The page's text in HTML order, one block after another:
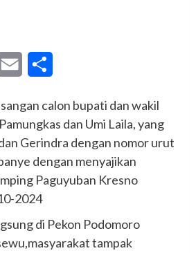
Email
calon bupati dan wakil
dan Umi Laila, yang
Gerindra dengan nomor urut
dengan menyajikan
Paguyuban Kresno
2024
di Pekon Podomoro
tampak